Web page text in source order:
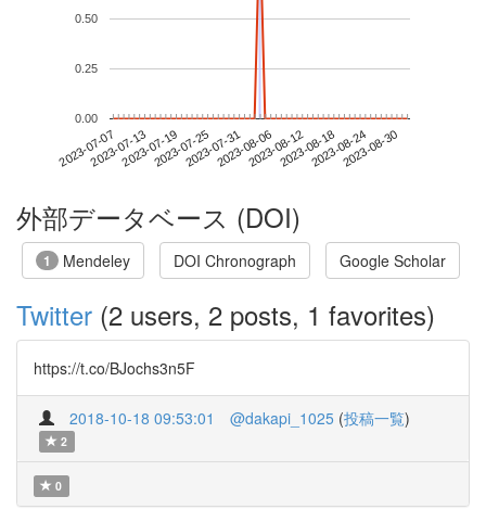
2023-07-072023-07-132023-07-192023-07-252023-07-312023-08-062023-08-122023-08-182023-08-242023-08-30
0.00
0.25
0.50
外部データベース (DOI)
1 Mendeley DOI Chronograph Google Scholar
Twitter (2 users, 2 posts, 1 favorites)
https://t.co/BJochs3n5F
2018-10-18 09:53:01 @dakapi_1025 (投稿一覧)
2
0